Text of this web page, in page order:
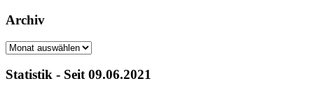
Archiv
Archiv
Statistik - Seit 09.06.2021